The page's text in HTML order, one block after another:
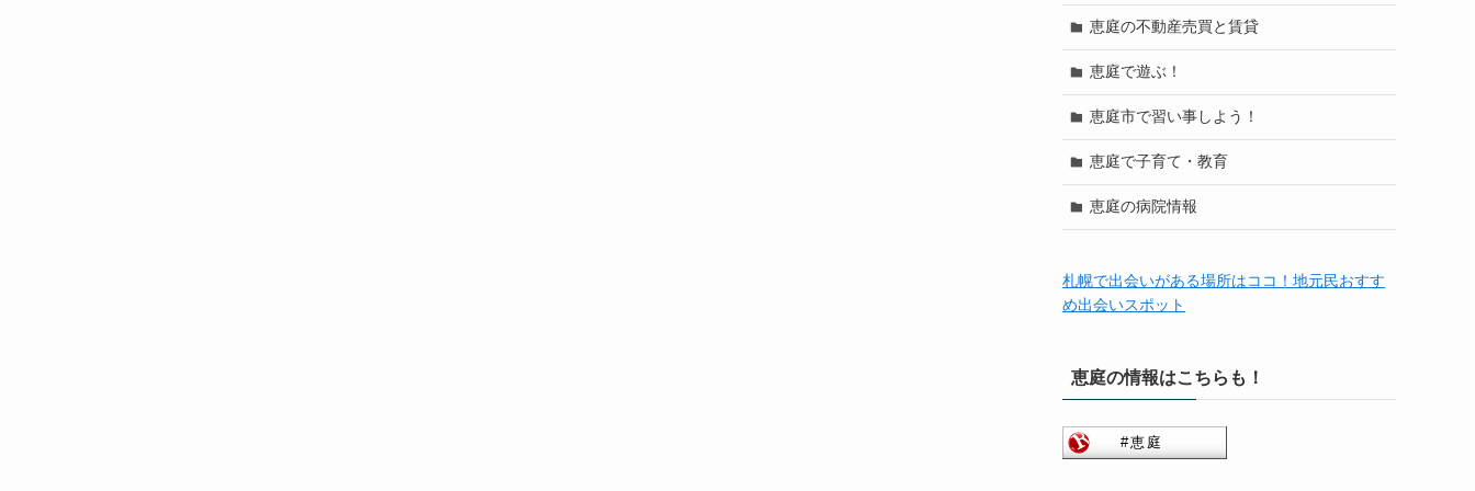
恵庭の不動産売買と賃貸
恵庭で遊ぶ！
恵庭市で習い事しよう！
恵庭で子育て・教育
恵庭の病院情報
札幌で出会いがある場所はココ！地元民おすす
め出会いスポット
恵庭の情報はこちらも！